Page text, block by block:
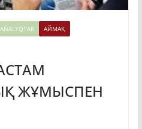
АЙМАҚ
ЖҰМЫСПЕН